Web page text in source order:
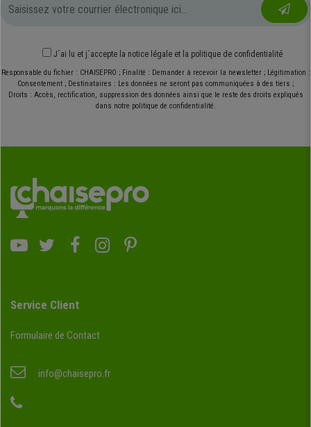
J´ai lu et j´accepte la notice légale et la politique de confidentialité
Responsable du fichier : CHAISEPRO ; Finalité : Demander à recevoir la newsletter ; Légitimation :
Consentement ; Destinataires : Les données ne seront pas communiquées à des tiers ;
Droits : Accès, rectification, suppression des données ainsi que le reste des droits expliqués
dans notre politique de confidentialité.
Service Client
Formulaire de Contact
info@chaisepro.fr